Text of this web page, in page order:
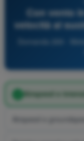
Con vento
velocità al
Airspeed e